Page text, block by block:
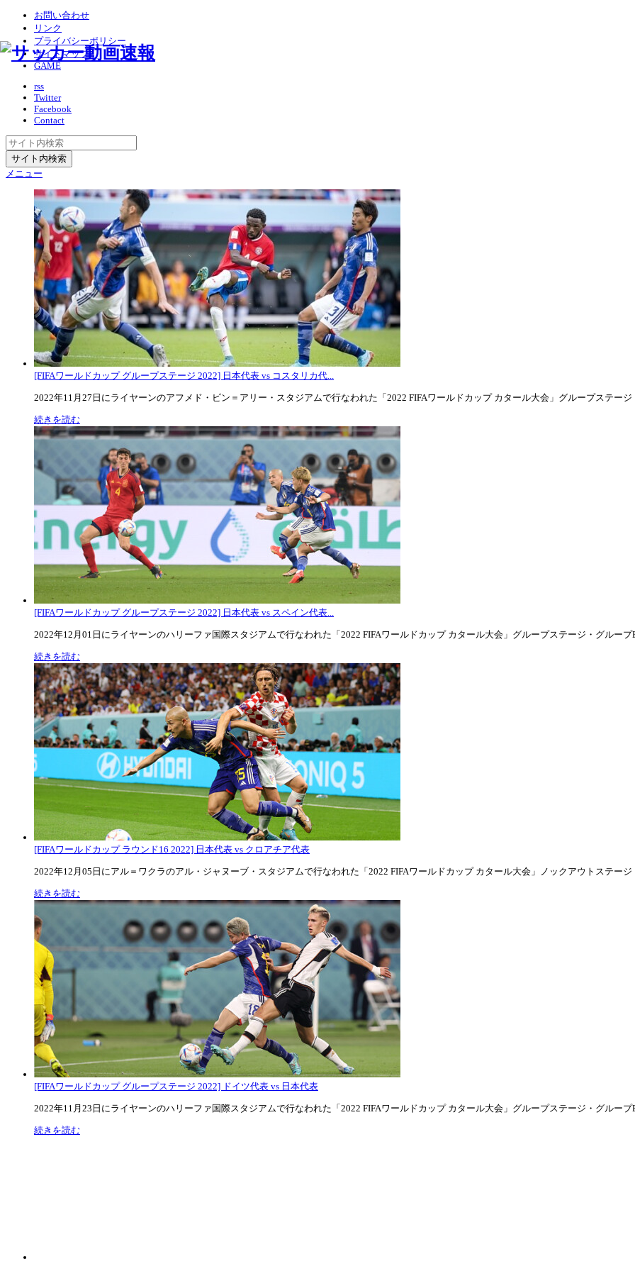
お問い合わせ
リンク
プライバシーポリシー
サイトマップ
GAME
rss
Twitter
Facebook
Contact
メニュー
[FIFAワールドカップ グループステージ 2022] 日本代表 vs コスタリカ代...
2022年11月27日にライヤーンのアフメド・ビン＝アリー・スタジアムで行なわれた「2022 FIFAワールドカップ カタール大会」グループステージ
続きを読む
[FIFAワールドカップ グループステージ 2022] 日本代表 vs スペイン代表...
2022年12月01日にライヤーンのハリーファ国際スタジアムで行なわれた「2022 FIFAワールドカップ カタール大会」グループステージ・グループ
続きを読む
[FIFAワールドカップ ラウンド16 2022] 日本代表 vs クロアチア代表
2022年12月05日にアル＝ワクラのアル・ジャヌーブ・スタジアムで行なわれた「2022 FIFAワールドカップ カタール大会」ノックアウトステージ
続きを読む
[FIFAワールドカップ グループステージ 2022] ドイツ代表 vs 日本代表
2022年11月23日にライヤーンのハリーファ国際スタジアムで行なわれた「2022 FIFAワールドカップ カタール大会」グループステージ・グループ
続きを読む